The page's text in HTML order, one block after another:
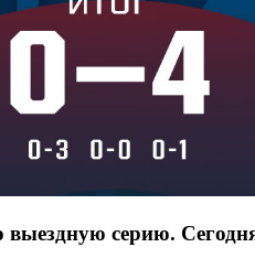
серию.